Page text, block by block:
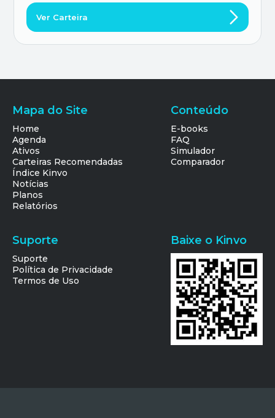
Ver Carteira
Mapa do Site
Home
Agenda
Ativos
Carteiras Recomendadas
Índice Kinvo
Notícias
Planos
Relatórios
Conteúdo
E-books
FAQ
Simulador
Comparador
Suporte
Suporte
Política de Privacidade
Termos de Uso
Baixe o Kinvo